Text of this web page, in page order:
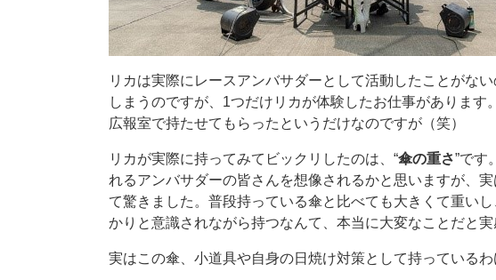
リカは実際にレースアンバサダーとして活動したことがな
しまうのですが、1つだけリカが体験したお仕事がありま
広報室で持たせてもらったというだけなのですが（笑）
リカが実際に持ってみてビックリしたのは、“傘の重さ”です
れるアンバサダーの皆さんを想像されるかと思いますが、
て驚きました。普段持っている傘と比べても大きくて重い
かりと意識されながら持つなんて、本当に大変なことだと実
実はこの傘、小道具や自身の日焼け対策として持っている